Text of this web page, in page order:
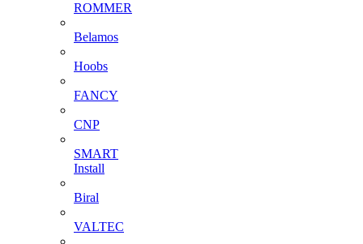
ROMMER
Belamos
Hoobs
FANCY
CNP
SMART
Install
Biral
VALTEC